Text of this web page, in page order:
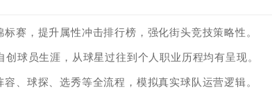
赛，提升属性冲击排行榜，强化街头竞技策略性。
球员生涯，从球星过往到个人职业历程均有呈现。
、球探、选秀等全流程，模拟真实球队运营逻辑。